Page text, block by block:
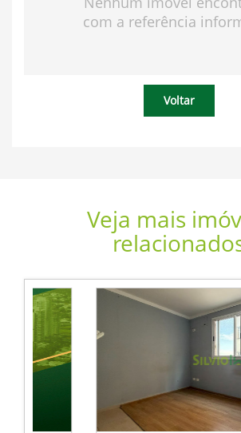
com a referência
Voltar
Veja mais